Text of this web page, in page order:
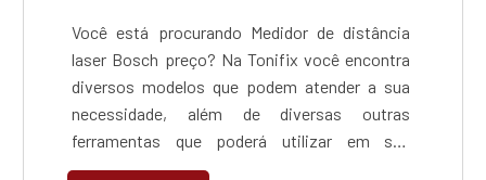
Você está procurando Medidor de distância
laser Bosch preço? Na Tonifix você encontra
diversos modelos que podem atender a sua
necessidade, além de diversas outras
ferramentas que poderá utilizar em sua
construção ou reforma. ....